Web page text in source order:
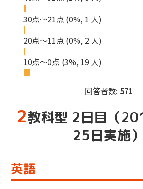
30点～21点 (0%, 1 人)
20点～11点 (0%, 2 人)
10点～0点 (3%, 19 人)
回答者数: 571
2教科型 2日目（
25日実施）
英語